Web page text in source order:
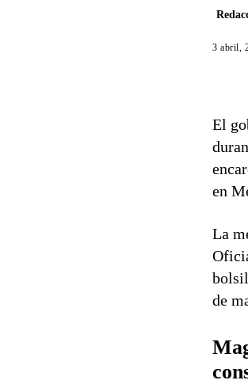
3 abril,
El
en
La
de